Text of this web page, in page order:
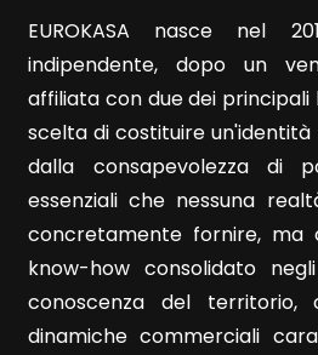
EUROKASA nasce nel
indipendente, dopo un
affiliata con due dei
scelta di costituire
dalla consapevolezza di
essenziali che nessuna
concretamente fornire, ma
know-how consolidato
conoscenza del territorio,
dinamiche commerciali
5
5+
Bagni
minimi
Qualsiasi